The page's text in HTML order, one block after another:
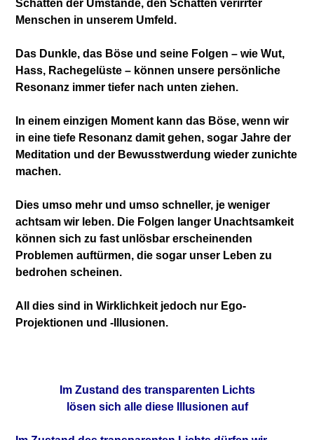
Schatten der Umstände, denSchatten verirrter
Menschen in unserem Umfeld.
Das Dunkle, das Böse und seine Folgen – wie Wut,
Hass, Rachegelüste – können unsere persönliche
Resonanz immer tiefer nach unten ziehen.
In einem einzigen Moment kann das Böse, wennwir
in eine tiefe Resonanz damit gehen, sogarJahre der
Meditation und der Bewusstwerdungwieder zunichte
machen.
Dies umso mehr und umso schneller, je weniger
achtsam wir leben. Die Folgen langer Unachtsamkeit
können sich zu fast unlösbar erscheinenden
Problemen auftürmen, die sogar unser Leben zu
bedrohen scheinen.
All dies sind in Wirklichkeit jedoch nur Ego-
Projektionen und -Illusionen.
Im Zustand des transparenten Lichts
lösen sich alle diese Illusionen auf